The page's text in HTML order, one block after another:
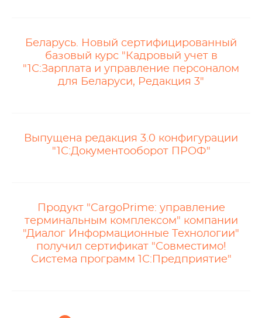
Беларусь. Новый сертифицированный
базовый курс "Кадровый учет в
"1С:Зарплата и управление персоналом
для Беларуси, Редакция 3"
Выпущена редакция 3.0 конфигурации
"1С:Документооборот ПРОФ"
Продукт "CargoPrime: управление
терминальным комплексом" компании
"Диалог Информационные Технологии"
получил сертификат "Совместимо!
Система программ 1С:Предприятие"